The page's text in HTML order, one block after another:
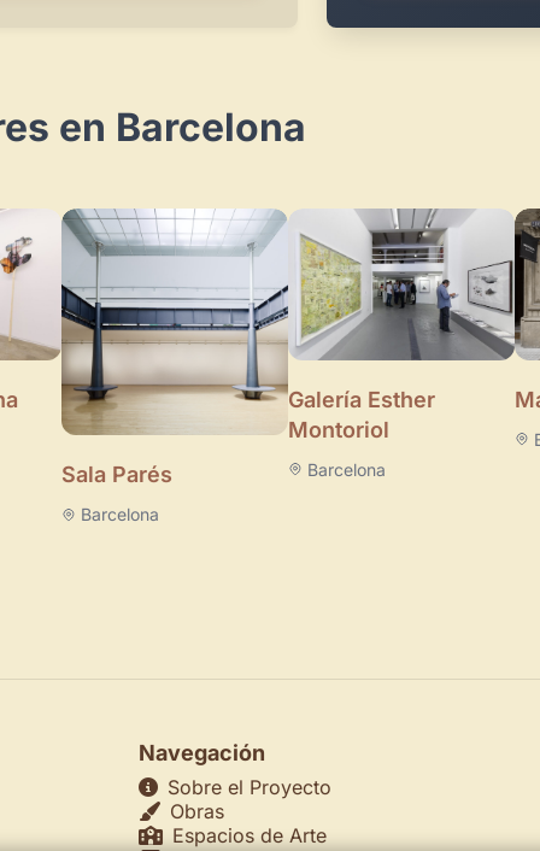
en Barcelona
Sala Parés
Barcelona
Galería Esther
Montoriol
Barcelona
Navegación
Sobre el Proyecto
Obras
Espacios de Arte